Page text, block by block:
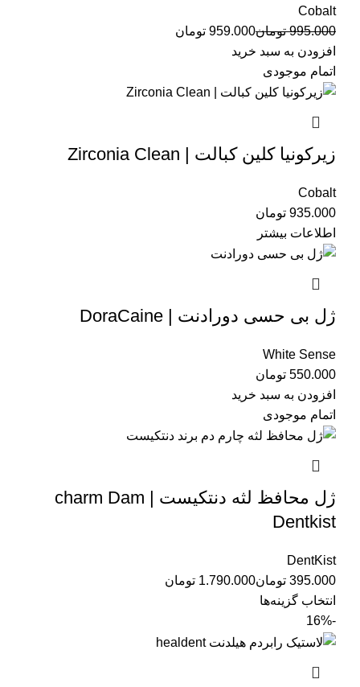
Cobalt
995.000 تومان959.000 تومان
افزودن به سبد خرید
اتمام موجودی
زیرکونیا کلین کبالت | Zirconia Clean
Cobalt
تومان
اطلاعات بیشتر
ژل بی حسی دورادنت | DoraCaine
White Sense
تومان
افزودن به سبد خرید
اتمام موجودی
ژل محافظ لثه دنتکیست charm Dam |
Dentkist
DentKist
تومان
تومان
انتخاب گزینه‌ها
-16%